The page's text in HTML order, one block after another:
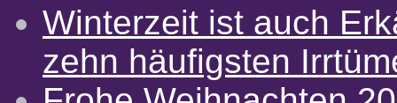
Winterzeit ist auch
zehn häufigsten